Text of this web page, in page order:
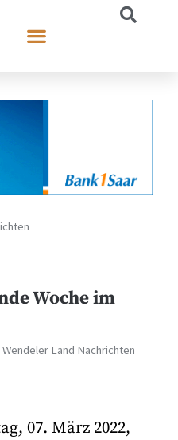
Woche im
Wendeler Land Nachrichten
07. März 2022,